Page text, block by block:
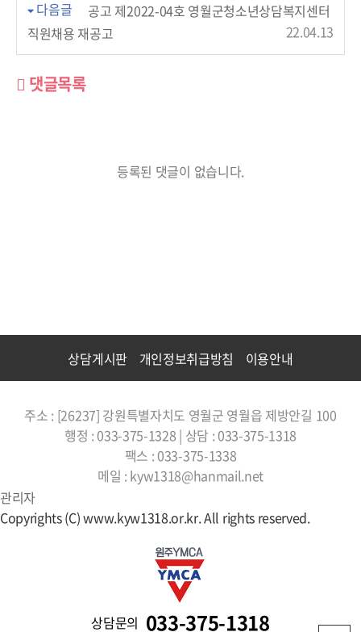
다음글
공고 제2022-04호 영월군청소년상담복지센터
직원채용 재공고
22.04.13
댓글목록
등록된 댓글이 없습니다.
상담게시판 개인정보취급방침 이용안내
주소 : [26237] 강원특별자치도 영월군 영월읍 제방안길 100
행정 : 033-375-1328 | 상담 : 033-375-1318
팩스 : 033-375-1338
메일 : kyw1318@hanmail.net
관리자
Copyrights (C) www.kyw1318.or.kr. All rights reserved.
상담문의 033-375-1318